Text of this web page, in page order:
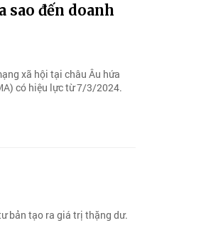
sao đến doanh
xã hội tại châu Âu hứa
có hiệu lực từ 7/3/2024.
bản tạo ra giá trị thặng dư.